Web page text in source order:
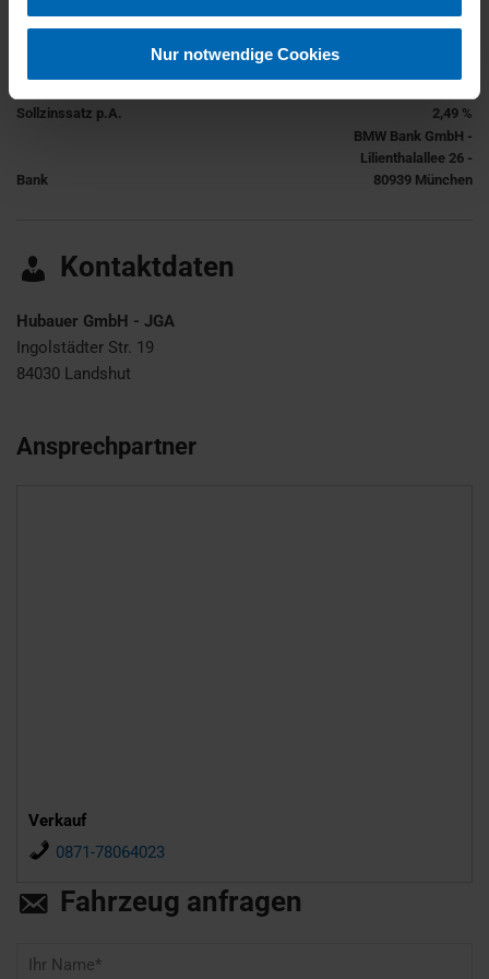
Nur notwendige Cookies
Erstattung Minderkilometer
0,08 €
Kosten Mehrkilometer
Sollzinssatz p.A.
2,49 %
Bank
BMW Bank GmbH -
Lilienthalallee 26 -
80939 München
Kontaktdaten
Hubauer GmbH - JGA
Ingolstädter Str. 19
84030 Landshut
Ansprechpartner
Verkauf
0871-78064023
Fahrzeug anfragen